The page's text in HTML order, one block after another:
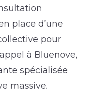
place d’une
pour
à Bluenove,
spécialisée
massive.